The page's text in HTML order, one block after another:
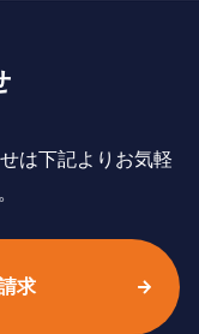
は下記よりお気軽
求